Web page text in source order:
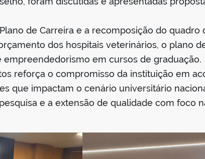
de Carreira e a recomposição do
dos hospitais veterinários, o plano
empreendedorismo em cursos de graduação.
reforça o compromisso da instituição em
que impactam o cenário universitário
e a extensão de qualidade com foco